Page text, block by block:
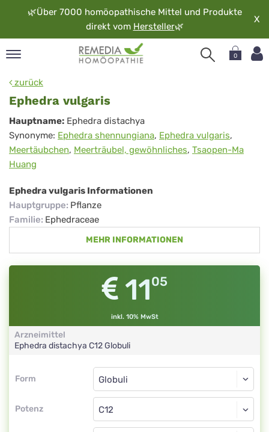
🌿Über 7000 homöopathische Mittel und Produkte
direkt vom Hersteller🌿
X
0
zurück
Ephedra vulgaris
Ephedra
vulgaris
Hauptname: Ephedra distachya
Synonyme: Ephedra shennungiana, Ephedra vulgaris,
Meertäubchen, Meerträubel, gewöhnliches, Tsaopen-Ma
Huang
Ephedra vulgaris Informationen
Hauptgruppe: Pflanze
Familie: Ephedraceae
MEHR INFORMATIONEN
1105
inkl. 10% MwSt
Arzneimittel
Ephedra distachya C12Globuli
Form
Form
Potenz
Globuli
C12